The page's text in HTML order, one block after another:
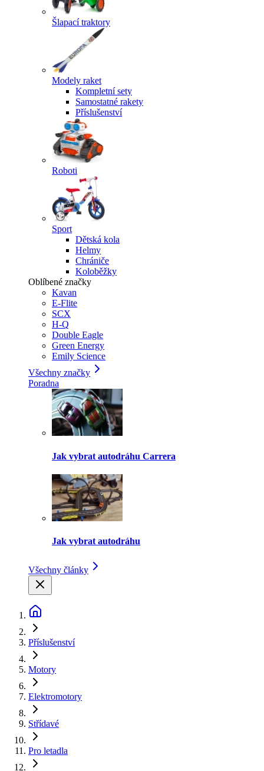
Šlapací traktory
Modely raket
Kompletní sety
Samostatné rakety
Příslušenství
Roboti
Sport
Dětská kola
Helmy
Chrániče
Koloběžky
Oblíbené značky
Kavan
E-Flite
SCX
H-Q
Double Eagle
Green Energy
Emily Science
Všechny značky
Poradna
Jak vybrat autodráhu Carrera
Jak vybrat autodráhu
Všechny články
Příslušenství
Motory
Elektromotory
Střídavé
Pro letadla